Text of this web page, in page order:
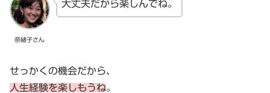
奈緒子さん
大丈夫だから楽しんでね。
せっかくの機会だから、
人生経験を楽しもうね。